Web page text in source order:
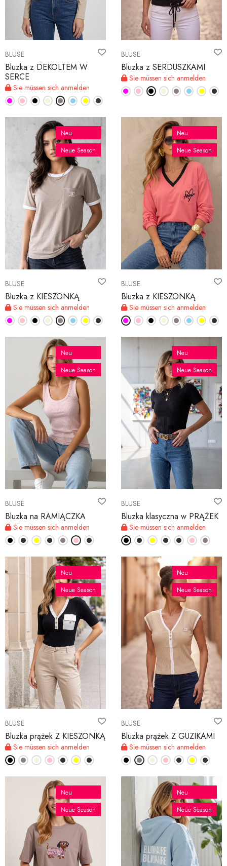
BLUSE
Bluzka z DEKOLTEM W
SERCE
Sie müssen sich anmelden
BLUSE
Bluzka z SERDUSZKAMI
Sie müssen sich anmelden
BLUSE
Bluzka z KIESZONKĄ
Sie müssen sich anmelden
Neu
Neue Season
BLUSE
Bluzka z KIESZONKĄ
Sie müssen sich anmelden
Neu
Neue Season
BLUSE
Bluzka na RAMIĄCZKA
Sie müssen sich anmelden
Neu
Neue Season
BLUSE
Bluzka klasyczna w PRĄŻEK
Sie müssen sich anmelden
Neu
Neue Season
BLUSE
Bluzka prążek Z KIESZONKĄ
Sie müssen sich anmelden
Neu
Neue Season
BLUSE
Bluzka prążek Z GUZIKAMI
Sie müssen sich anmelden
Neu
Neue Season
Neu
Neue Season
Neu
Neue Season